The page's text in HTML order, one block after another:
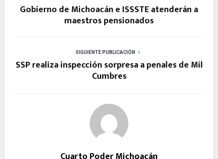
Gobierno de Michoacán e ISSSTE atenderán a
maestros pensionados
SIGUIENTE PUBLICACIÓN
SSP realiza inspección sorpresa a penales de Mil
Cumbres